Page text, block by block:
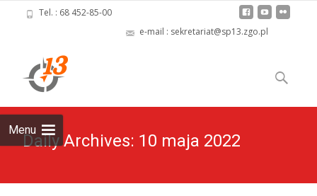
Tel. : 68 452-85-00
e-mail : sekretariat@sp13.zgo.pl
Menu
to
content
Szukaj:
Daily Archives: 10 maja 2022